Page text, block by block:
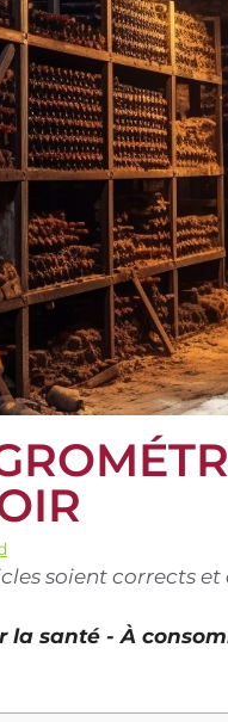
soient corrects
la santé - À